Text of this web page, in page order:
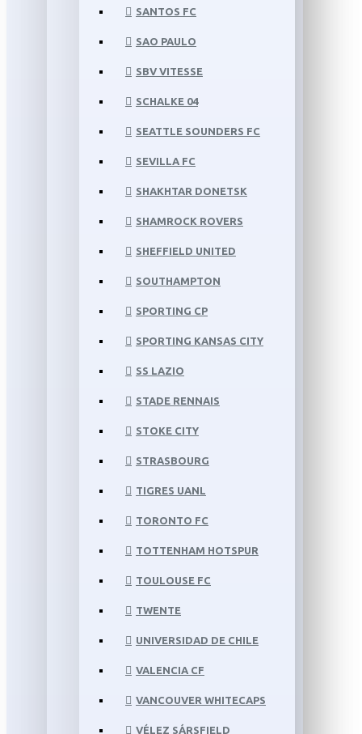
SANTOS FC
SAO PAULO
SBV VITESSE
SCHALKE 04
SEATTLE SOUNDERS FC
SEVILLA FC
SHAKHTAR DONETSK
SHAMROCK ROVERS
SHEFFIELD UNITED
SOUTHAMPTON
SPORTING CP
SPORTING KANSAS CITY
SS LAZIO
STADE RENNAIS
STOKE CITY
STRASBOURG
TIGRES UANL
TORONTO FC
TOTTENHAM HOTSPUR
TOULOUSE FC
TWENTE
UNIVERSIDAD DE CHILE
VALENCIA CF
VANCOUVER WHITECAPS
VÉLEZ SÁRSFIELD